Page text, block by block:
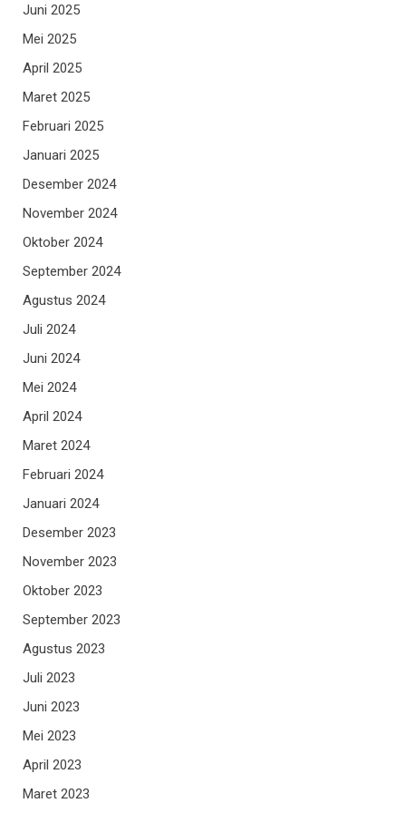
Juni 2025
Mei 2025
April 2025
Maret 2025
Februari 2025
Januari 2025
Desember 2024
November 2024
Oktober 2024
September 2024
Agustus 2024
Juli 2024
Juni 2024
Mei 2024
April 2024
Maret 2024
Februari 2024
Januari 2024
Desember 2023
November 2023
Oktober 2023
September 2023
Agustus 2023
Juli 2023
Juni 2023
Mei 2023
April 2023
Maret 2023